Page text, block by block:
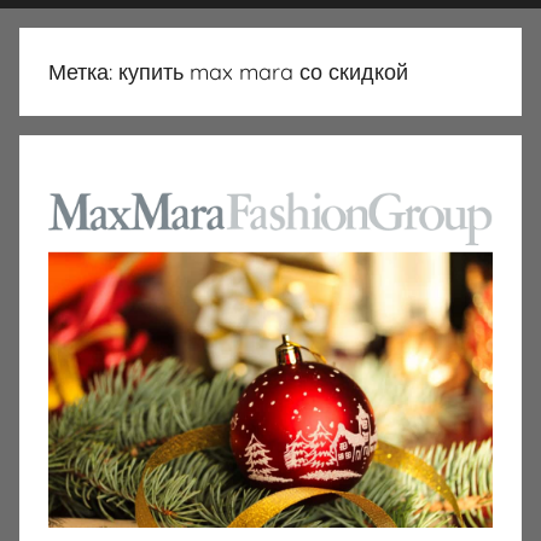
Метка: купить max mara со скидкой